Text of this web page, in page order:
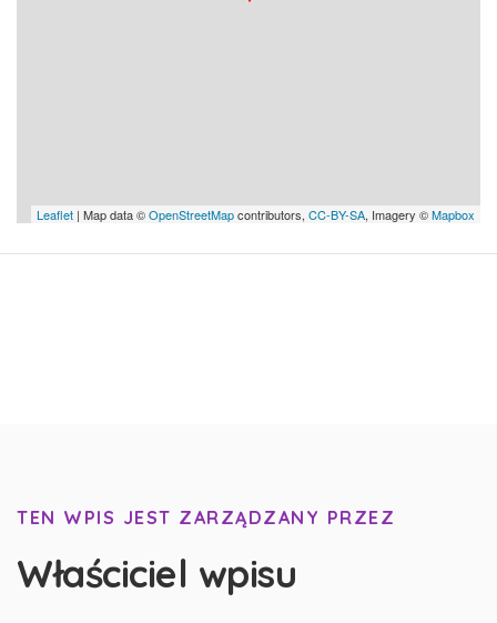
Leaflet | Map data ©OpenStreetMapcontributors, CC-BY-SA, Imagery ©Mapbox
TEN WPIS JEST ZARZĄDZANY PRZEZ
Właściciel wpisu